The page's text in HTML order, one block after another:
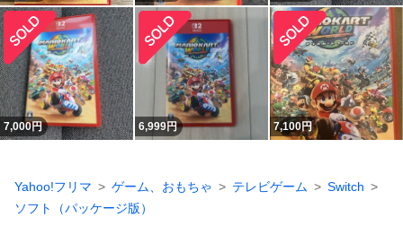
7,000円 6,999円 7,100円
Yahoo!フリマ ゲーム、おもちゃ テレビゲーム
Switch
ソフト（パッケージ版）